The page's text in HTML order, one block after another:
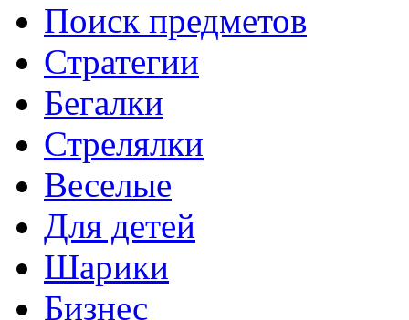
Поиск предметов
Стратегии
Бегалки
Стрелялки
Веселые
Для детей
Шарики
Бизнес